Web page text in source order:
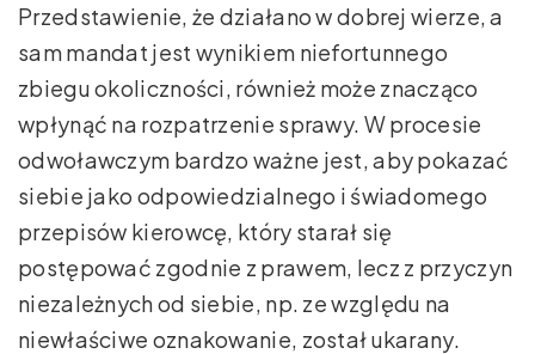
Przedstawienie, że działano w dobrej wierze, a
sam mandat jest wynikiem niefortunnego
zbiegu okoliczności, również może znacząco
wpłynąć na rozpatrzenie sprawy. W procesie
odwoławczym bardzo ważne jest, aby pokazać
siebie jako odpowiedzialnego i świadomego
przepisów kierowcę, który starał się
postępować zgodnie z prawem, lecz z przyczyn
niezależnych od siebie, np. ze względu na
niewłaściwe oznakowanie, został ukarany.